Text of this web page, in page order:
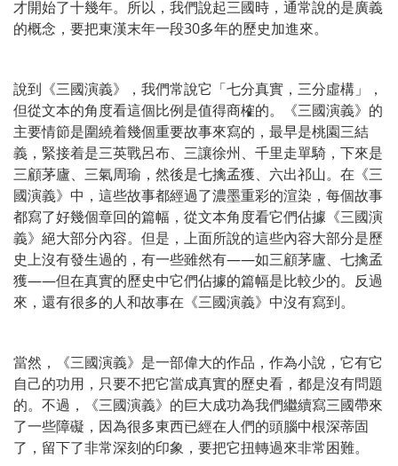
才開始了十幾年。所以，我們說起三國時，通常說的是廣義
的概念，要把東漢末年一段30多年的歷史加進來。
說到《三國演義》，我們常說它「七分真實，三分虛構」，
但從文本的角度看這個比例是值得商榷的。《三國演義》的
主要情節是圍繞着幾個重要故事來寫的，最早是桃園三結
義，緊接着是三英戰呂布、三讓徐州、千里走單騎，下來是
三顧茅廬、三氣周瑜，然後是七擒孟獲、六出祁山。在《三
國演義》中，這些故事都經過了濃墨重彩的渲染，每個故事
都寫了好幾個章回的篇幅，從文本角度看它們佔據《三國演
義》絕大部分內容。但是，上面所說的這些內容大部分是歷
史上沒有發生過的，有一些雖然有——如三顧茅廬、七擒孟
獲——但在真實的歷史中它們佔據的篇幅是比較少的。反過
來，還有很多的人和故事在《三國演義》中沒有寫到。
當然，《三國演義》是一部偉大的作品，作為小說，它有它
自己的功用，只要不把它當成真實的歷史看，都是沒有問題
的。不過，《三國演義》的巨大成功為我們繼續寫三國帶來
了一些障礙，因為很多東西已經在人們的頭腦中根深蒂固
了，留下了非常深刻的印象，要把它扭轉過來非常困難。